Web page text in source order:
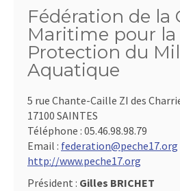
Fédération de la
Maritime pour la
Protection du
Aquatique
5 rue Chante-Caille ZI des
17100 SAINTES
Téléphone : 05.46.98.98.79
Email : federation@peche17.org
http://www.peche17.org
Président : Gilles BRICHET